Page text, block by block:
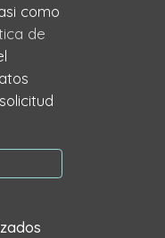
de datos asi como
de